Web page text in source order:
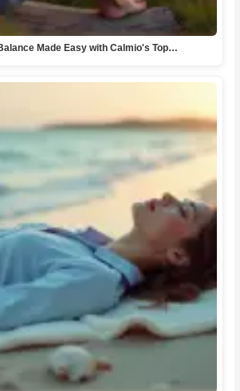
Made Easy with Calmio's Top…